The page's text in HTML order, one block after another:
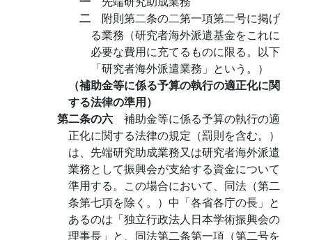
二 附則第二条の二第一項第二号に掲げ
る業務（研究者海外派遣基金をこれに
必要な費用に充てるものに限る。以下
「研究者海外派遣業務」という。）
（補助金等に係る予算の執行の適正化に関
する法律の準用）
第二条の六 補助金等に係る予算の執行の適
正化に関する法律の規定（罰則を含む。）
は、先端研究助成業務又は研究者海外派遣
業務として振興会が支給する資金について
準用する。この場合において、同法（第二
条第七項を除く。）中「各省各庁の長」と
あるのは「独立行政法人日本学術振興会の
理事長」と、同法第二条第一項（第二号を